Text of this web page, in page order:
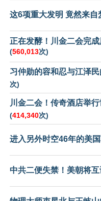
这6项重大发明 竟然来自
正在发酵！川金二会完
(560,013次)
习仲勋的容和忍与江泽
次)
川金二会！传奇酒店举
(414,340次)
进入另外时空46年的美
中共二便失禁！美朝将